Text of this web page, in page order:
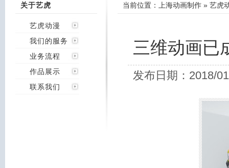
关于艺虎
艺虎动漫
我们的服务
业务流程
作品展示
联系我们
当前位置： 上海动画制作 » 艺虎
三维动画已
发布日期：2018/